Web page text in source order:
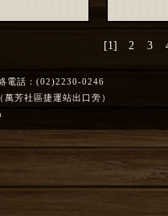
[1] 2 3
電話：(02)2230-0246
芳社區捷運站出口旁）